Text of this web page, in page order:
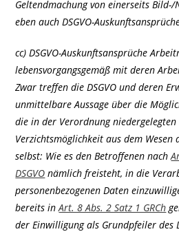
Geltendmachung von einerseits
eben auch DSGVO-
cc) DSGVO-Auskunftsansprüche
lebensvorgangsgemäß mit deren
Zwar treffen die DSGVO und deren
unmittelbare Aussage über die
die in der Verordnung
Verzichtsmöglichkeit aus dem Wesen
selbst: Wie es den Betroffenen nach
DSGVO nämlich freisteht, in die
personenbezogenen Daten
bereits inArt. 8 Abs. 2 Satz 1 GRCh
der Einwilligung als Grundpfeiler des